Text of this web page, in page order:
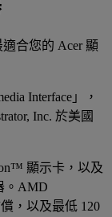
合您的 Acer 顯
Interface」，
Inc. 於美國
顯示卡，以及
。AMD
，以及最低 120